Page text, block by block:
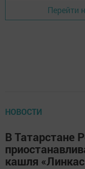
Перейти
НОВОСТИ
В Татарстане
кашля